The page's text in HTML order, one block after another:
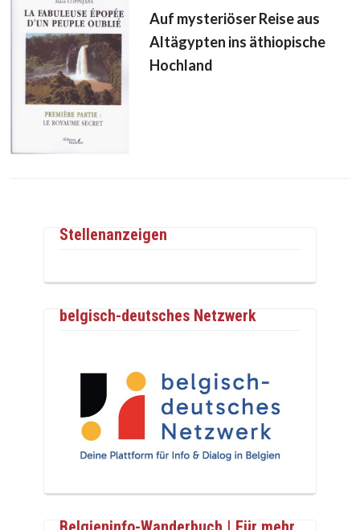
Auf mysteriöser Reise aus
Altägypten ins äthiopische
Hochland
Stellenanzeigen
belgisch-deutsches Netzwerk